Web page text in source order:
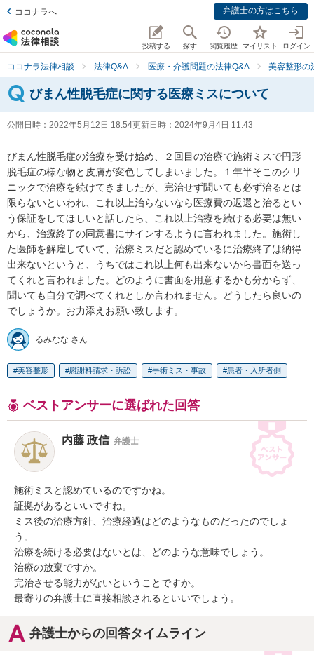
ココナラへ 弁護士の方はこちら
投稿する 探す 閲覧履歴 マイリスト ログイン
ココナラ法律相談 法律Q&A 医療・介護問題の法律Q&A 美容整形の
びまん性脱毛症に関する医療ミスについて
公開日時： 2022年5月12日 18:54更新日時： 2024年9月4日 11:43
びまん性脱毛症の治療を受け始め、２回目の治療で施術ミスで円形
脱毛症の様な物と皮膚が変色してしまいました。１年半そこのクリ
ニックで治療を続けてきましたが、完治せず聞いても必ず治るとは
限らないといわれ、これ以上治らないなら医療費の返還と治るとい
う保証をしてほしいと話したら、これ以上治療を続ける必要は無い
から、治療終了の同意書にサインするように言われました。施術し
た医師を解雇していて、治療ミスだと認めているに治療終了は納得
出来ないというと、うちではこれ以上何も出来ないから書面を送っ
てくれと言われました。どのように書面を用意するかも分からず、
聞いても自分で調べてくれとしか言われません。どうしたら良いの
でしょうか。お力添えお願い致します。
るみなな さん
美容整形 慰謝料請求・訴訟 手術ミス・事故 患者・入所者側
ベストアンサーに選ばれた回答
内藤 政信 弁護士
施術ミスと認めているのですかね。
証拠があるといいですね。
ミス後の治療方針、治療経過はどのようなものだったのでしょ
う。
治療を続ける必要はないとは、どのような意味でしょう。
治療の放棄ですか。
完治させる能力がないということですか。
最寄りの弁護士に直接相談されるといいでしょう。
弁護士からの回答タイムライン